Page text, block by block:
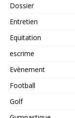
Dossier
Entretien
Equitation
escrime
Evènement
Football
Golf